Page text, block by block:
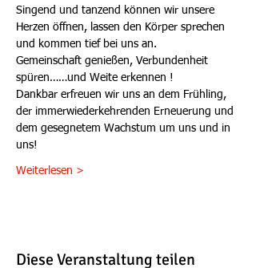
Singend und tanzend können wir unsere
Herzen öffnen, lassen den Körper sprechen
und kommen tief bei uns an.
Gemeinschaft genießen, Verbundenheit
spüren……und Weite erkennen !
Dankbar erfreuen wir uns an dem Frühling,
der immerwiederkehrenden Erneuerung und
dem gesegnetem Wachstum um uns und in
uns!
Weiterlesen >
Diese Veranstaltung teilen